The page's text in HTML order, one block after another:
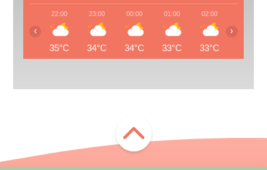
22:00
35°C
23:00
34°C
00:00
34°C
01:00
33°C
02:00
33°C
‹ ›